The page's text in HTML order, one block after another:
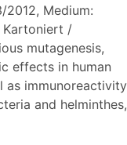
2012, Medium:
Kartoniert /
mutagenesis,
effects in human
as immunoreactivity
and helminthes,